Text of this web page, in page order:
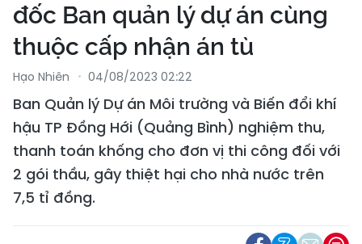
đốc Ban quản lý dự án cùng
thuộc cấp nhận án tù
Hạo Nhiên 04/08/2023 02:22
Ban Quản lý Dự án Môi trường và Biến đổi khí
hậu TP Đồng Hới (Quảng Bình) nghiệm thu,
thanh toán khống cho đơn vị thi công đối với
2 gói thầu, gây thiệt hại cho nhà nước trên
7,5 tỉ đồng.